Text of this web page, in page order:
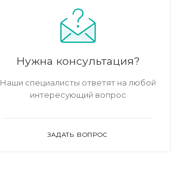
Нужна консультация?
Наши специалисты ответят на любой
интересующий вопрос
ЗАДАТЬ ВОПРОС